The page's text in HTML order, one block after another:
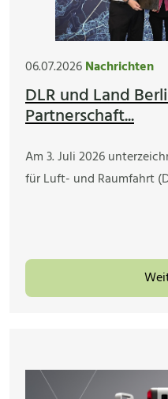
06.07.2026Nachrichten
DLR und Land
Partnerschaft...
Am 3. Juli 2026
für Luft- und Raumfahrt